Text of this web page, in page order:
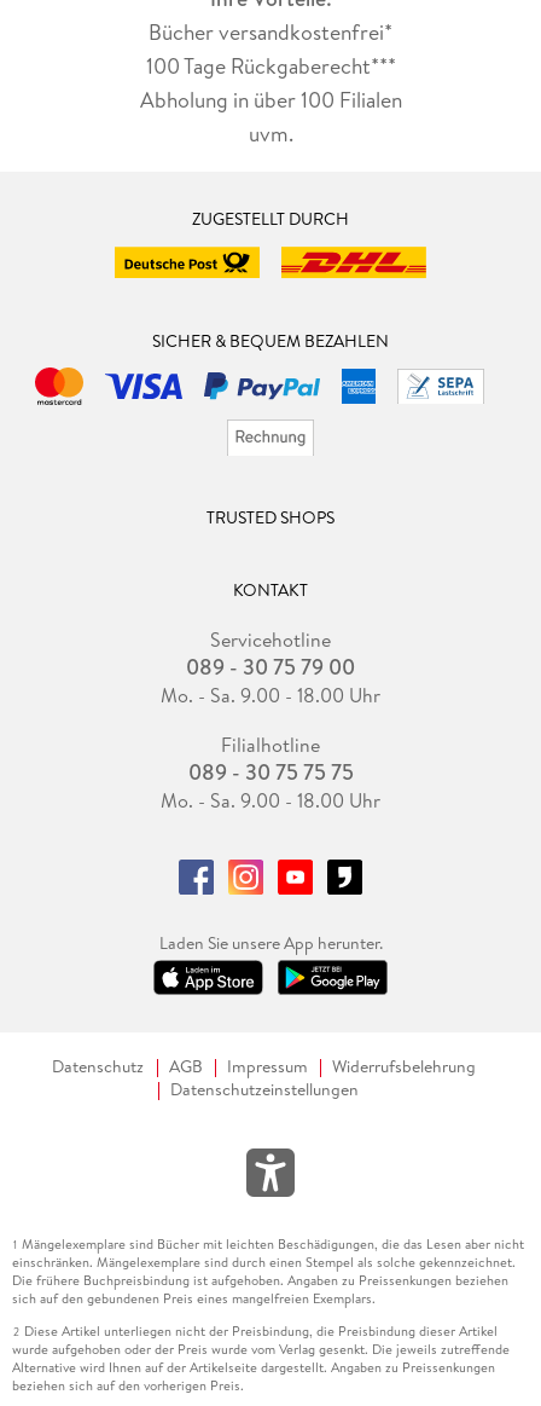
Bücher versandkostenfrei*
100 Tage Rückgaberecht***
Abholung in über 100 Filialen
uvm.
ZUGESTELLT DURCH
SICHER & BEQUEM BEZAHLEN
TRUSTED SHOPS
KONTAKT
Servicehotline
089 - 30 75 79 00
Mo. - Sa. 9.00 - 18.00 Uhr
Filialhotline
089 - 30 75 75 75
Mo. - Sa. 9.00 - 18.00 Uhr
Laden Sie unsere App herunter.
Datenschutz AGB Impressum
Widerrufsbelehrung
Datenschutzeinstellungen
1 Mängelexemplare sind Bücher mit leichten Beschädigungen, die das Lesen aber nicht
einschränken. Mängelexemplare sind durch einen Stempel als solche gekennzeichnet.
Die frühere Buchpreisbindung ist aufgehoben. Angaben zu Preissenkungen beziehen
sich auf den gebundenen Preis eines mangelfreien Exemplars.
2 Diese Artikel unterliegen nicht der Preisbindung, die Preisbindung dieser Artikel
wurde aufgehoben oder der Preis wurde vom Verlag gesenkt. Die jeweils zutreffende
Alternative wird Ihnen auf der Artikelseite dargestellt. Angaben zu Preissenkungen
beziehen sich auf den vorherigen Preis.